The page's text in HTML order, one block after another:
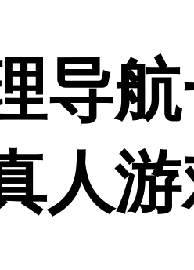
导
人